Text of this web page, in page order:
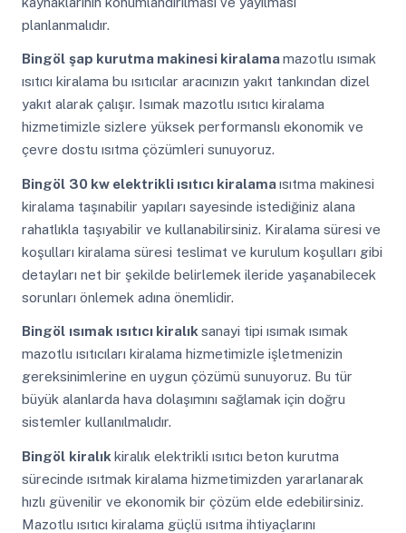
planlanmalıdır.
Bingöl şap kurutma makinesi kiralamamazotlu ısımak
ısıtıcı kiralama bu ısıtıcılar aracınızın yakıt tankından dizel
yakıt alarak çalışır. Isımak mazotlu ısıtıcı kiralama
hizmetimizle sizlere yüksek performanslı ekonomik ve
çevre dostu ısıtma çözümleri sunuyoruz.
Bingöl 30 kw elektrikli ısıtıcı kiralamaısıtma makinesi
kiralama taşınabilir yapıları sayesinde istediğiniz alana
rahatlıkla taşıyabilir ve kullanabilirsiniz. Kiralama süresi ve
koşulları kiralama süresi teslimat ve kurulum koşulları gibi
detayları net bir şekilde belirlemek ileride yaşanabilecek
sorunları önlemek adına önemlidir.
Bingöl ısımak ısıtıcı kiralık sanayi tipi ısımak ısımak
mazotlu ısıtıcıları kiralama hizmetimizle işletmenizin
gereksinimlerine en uygun çözümü sunuyoruz. Bu tür
büyük alanlarda hava dolaşımını sağlamak için doğru
sistemler kullanılmalıdır.
Bingöl kiralık kiralık elektrikli ısıtıcı beton kurutma
sürecinde ısıtmak kiralama hizmetimizden yararlanarak
hızlı güvenilir ve ekonomik bir çözüm elde edebilirsiniz.
Mazotlu ısıtıcı kiralama güçlü ısıtma ihtiyaçlarını